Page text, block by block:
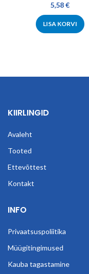
5,58€
LISA KORVI
KIIRLINGID
Avaleht
Tooted
Ettevõttest
Kontakt
INFO
Privaatsuspoliitika
Müügitingimused
Kauba tagastamine